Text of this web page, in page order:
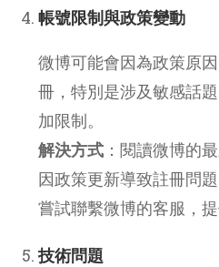
帳號限制與政策變動
微博可能會因為政策原
冊，特別是涉及敏感話
加限制。
解決方式 ：閱讀微博的
因政策更新導致註冊問
嘗試聯繫微博的客服，
技術問題